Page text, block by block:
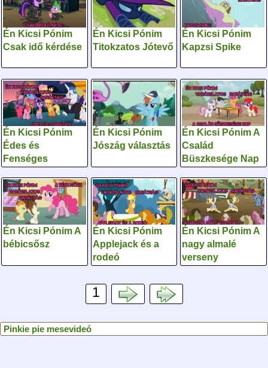
Én Kicsi Pónim
Csak idő kérdése
Én Kicsi Pónim
Titokzatos Jótevő
Én Kicsi Pónim
Kapzsi Spike
Én Kicsi Pónim
Édes és
Fenséges
Én Kicsi Pónim
Jószág választás
Én Kicsi Pónim A
Család
Büszkesége Nap
Én Kicsi Pónim A
bébicsősz
Én Kicsi Pónim
Applejack és a
rodeó
Én Kicsi Pónim A
nagy almalé
verseny
1
Pinkie pie mesevideó